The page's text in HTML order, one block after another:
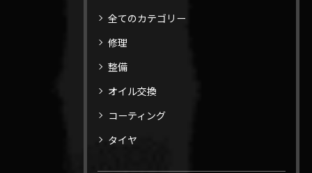
全てのカテゴリー
修理
整備
オイル交換
コーティング
タイヤ